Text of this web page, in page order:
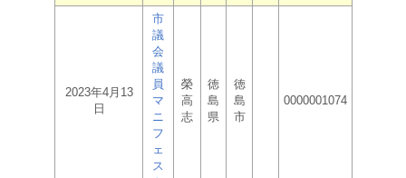
2023年4月13
日
市
議
会
議
員
マ
ニ
フ
ェ
ス
榮
高
志
徳
島
県
徳
島
市
0000001074